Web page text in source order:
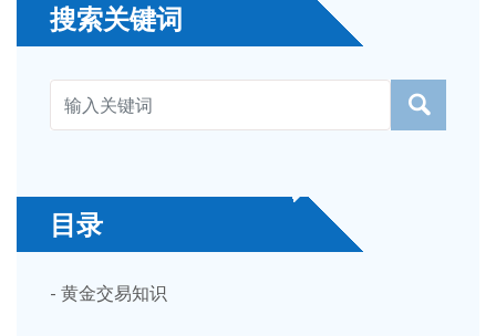
搜索关键词
目录
- 黄金交易知识